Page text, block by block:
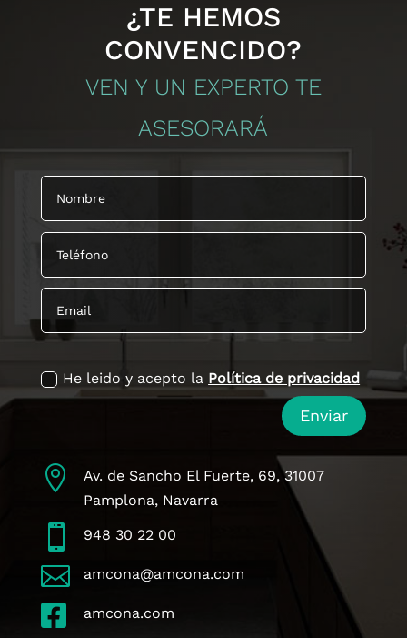
¿TE HEMOS
CONVENCIDO?
VEN Y UN EXPERTO TE
ASESORARÁ
politica de privacidad
He leido y acepto la Política de privacidad
Enviar

Av. de Sancho El Fuerte, 69, 31007
Pamplona, Navarra
 948 30 22 00
 amcona@amcona.com
 amcona.com